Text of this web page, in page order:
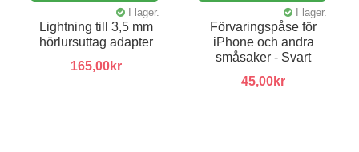
I lager.
Lightning till 3,5 mm
hörlursuttag adapter
165,00kr
I lager.
Förvaringspåse för
iPhone och andra
småsaker - Svart
45,00kr